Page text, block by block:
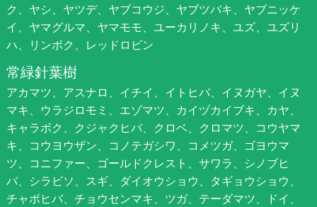
ク、ヤシ、ヤツデ、ヤブコウジ、ヤブツバキ、ヤブニッケ
イ、ヤマグルマ、ヤマモモ、ユーカリノキ、ユズ、ユズリ
ハ、リンボク、レッドロビン
常緑針葉樹
アカマツ、アスナロ、イチイ、イトヒバ、イヌガヤ、イヌ
マキ、ウラジロモミ、エゾマツ、カイヅカイブキ、カヤ、
キャラボク、クジャクヒバ、クロベ、クロマツ、コウヤマ
キ、コウヨウザン、コノテガシワ、コメツガ、ゴヨウマ
ツ、コニファー、ゴールドクレスト、サワラ、シノブヒ
バ、シラビソ、スギ、ダイオウショウ、タギョウショウ、
チャボヒバ、チョウセンマキ、ツガ、テーダマツ、ドイ、